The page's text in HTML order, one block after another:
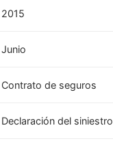
2015
Junio
Contrato de seguros
Declaración del siniestro